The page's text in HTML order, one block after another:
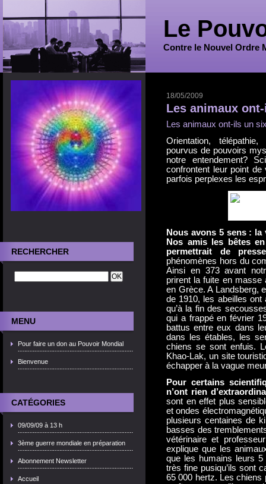
Le
Contre le Nouvel Ordre
RECHERCHER
MENU
Pour faire un don au Pouvoir Mondial
Bienvenue
CATÉGORIES
09/09/09 à 13 h
3ème guerre mondiale en préparation
Abonnement Newsletter
Accueil
18/05/2009
Les animaux
Les animaux ont-ils un
Orientation,
pourvus de pouvoirs
notre entendement?
confrontent leur point
parfois perplexes les
Nous avons 5 sens : la
Nos amis les bêtes
permettrait de
phénomènes hors du
Ainsi en 373 avant
prirent la fuite en masse
en Grèce. A Landsberg,
de 1910, les abeilles
qu’à la fin des
qui a frappé en février
battus entre eux dans
dans les étables, les
chiens se sont enfuis.
Khao-Lak, un site
échapper à la vague
Pour certains
n’ont rien
sont en effet plus
et ondes
plusieurs centaines de
basses des
vétérinaire et
explique que les
que les humains leurs
très fine pusiqu’ils sont
65 000 hertz. Les chiens